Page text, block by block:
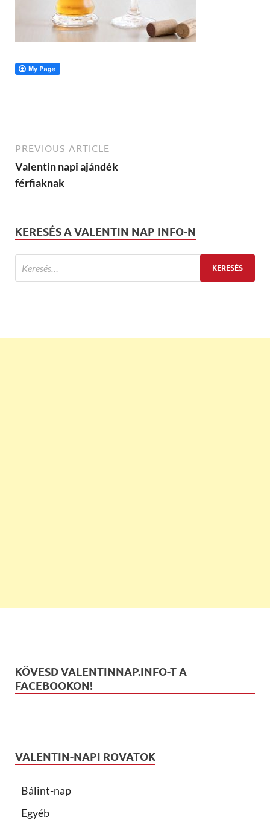
PREVIOUS ARTICLE
Valentin napi ajándék
férfiaknak
KERESÉS A VALENTIN NAP INFO-N
KÖVESD VALENTINNAP.INFO-T A
FACEBOOKON!
VALENTIN-NAPI ROVATOK
Bálint-nap
Egyéb